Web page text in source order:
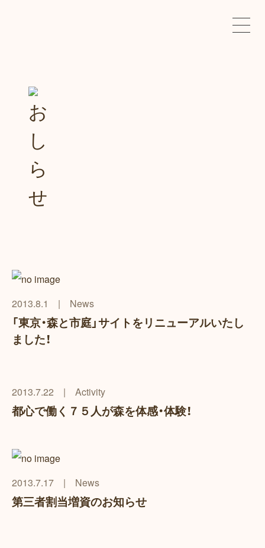
2013.8.1 | News
「東京・森と市庭」サイトをリニューアルいたし
ました！
2013.7.22 | Activity
都心で働く７５人が森を体感・体験！
2013.7.17 | News
第三者割当増資のお知らせ